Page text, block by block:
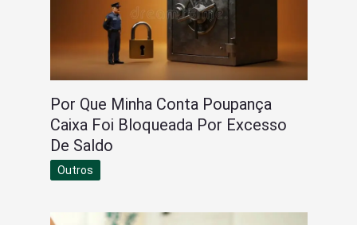
Por Que Minha Conta Poupança
Caixa Foi Bloqueada Por Excesso
De Saldo
Outros